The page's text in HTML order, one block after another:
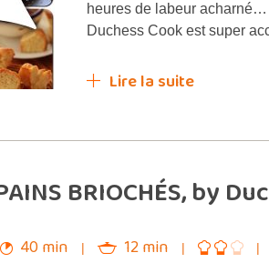
heures de labeur
Duchess Cook est super
Lire la suite
BRIOCHÉS, by
40 min 12 min